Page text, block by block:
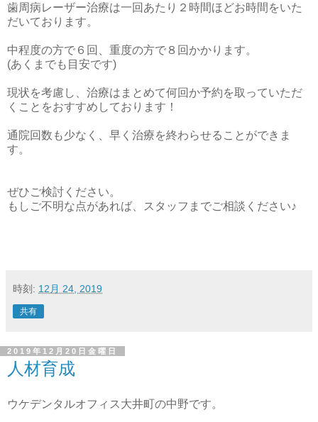
歯周病レーザー治療は一回あたり２時間ほどお時間をいた
だいております。
中程度の方で６回、重度の方で８回かかります。
(あくまでも目安です)
現状を考慮し、治療はまとめて何回か予約を取っていただ
くことをおすすめしております！
通院回数も少なく、早く治療を終わらせることができま
す。
ぜひご検討ください。
もしご不明な点があれば、スタッフまでご相談ください♪
時刻: 12月 24, 2019
共有
2019年12月20日金曜日
人材育成
ウケデンタルオフィス大井町の中野です。